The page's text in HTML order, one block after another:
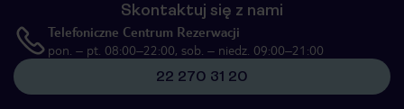
Skontaktuj się z nami
Telefoniczne Centrum Rezerwacji
pon. – pt. 08:00–22:00, sob. – niedz. 09:00–21:00
22 270 31 20